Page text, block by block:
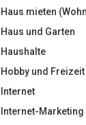
Haus mieten
Haus und Garten
Haushalte
Hobby und Freizeit
Internet
Internet-Marketing